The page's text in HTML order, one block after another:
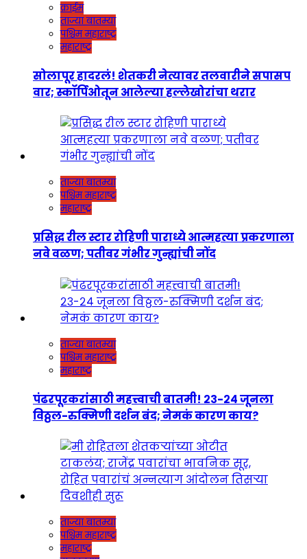
क्राईम
ताज्या बातम्या
पश्चिम महाराष्ट्र
महाराष्ट्र
सोलापूर हादरलं! शेतकरी नेत्यावर तलवारीने सपासप
वार; स्कॉर्पिओतून आलेल्या हल्लेखोरांचा थरार
ताज्या बातम्या
पश्चिम महाराष्ट्र
महाराष्ट्र
प्रसिद्ध रील स्टार रोहिणी पाराध्ये आत्महत्या प्रकरणाला
नवे वळण; पतीवर गंभीर गुन्ह्यांची नोंद
ताज्या बातम्या
पश्चिम महाराष्ट्र
महाराष्ट्र
पंढरपूरकरांसाठी महत्त्वाची बातमी! २३-२४ जूनला
विठ्ठल-रुक्मिणी दर्शन बंद; नेमकं कारण काय?
ताज्या बातम्या
पश्चिम महाराष्ट्र
महाराष्ट्र